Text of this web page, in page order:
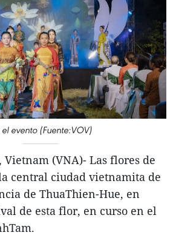
el evento (Fuente:VOV)
Vietnam (VNA)- Las flores de
central ciudad vietnamita de
de ThuaThien-Hue, en
de esta flor, en curso en el